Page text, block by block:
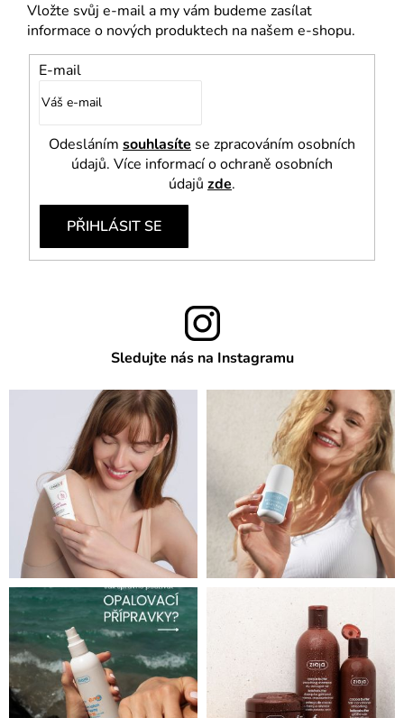
Vložte svůj e-mail a my vám budeme zasílat
informace o nových produktech na našem e-shopu.
E-mail
Odesláním souhlasíte se zpracováním osobních
údajů. Více informací o ochraně osobních
údajů zde.
PŘIHLÁSIT SE
Sledujte nás na Instagramu